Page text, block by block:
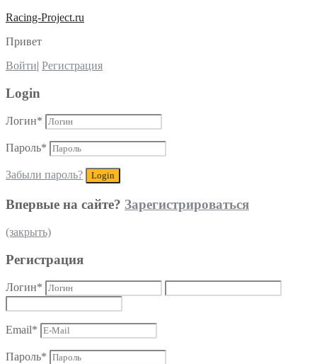
Racing-Project.ru
Привет
Войти| Регистрация
Login
Логин*
Пароль*
Забыли пароль?
Впервые на сайте? Зарегистрироваться
(закрыть)
Регистрация
Логин*
Email*
Пароль*